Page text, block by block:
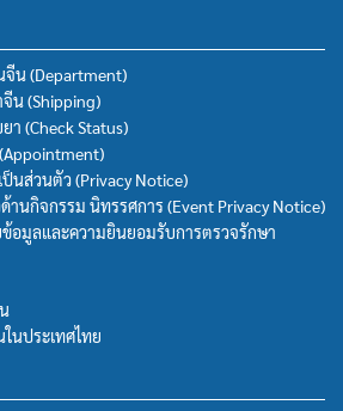
น (Department)
น (Shipping)
า (Check Status)
ป็นส่วนตัว (Privacy Notice)
านกิจกรรม นิทรรศการ (Event Privacy Notice)
อมูลและความยินยอมรับการตรวจรักษา
นประเทศไทย